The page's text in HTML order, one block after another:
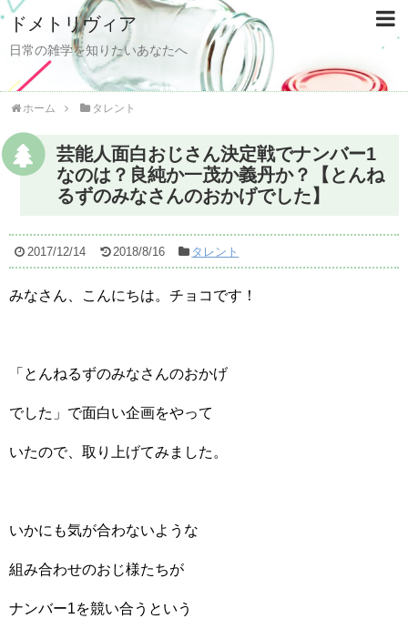
ドメトリヴィア
日常の雑学を知りたいあなたへ
ホーム タレント
芸能人面白おじさん決定戦でナンバー1
なのは？良純か一茂か義丹か？【とんね
るずのみなさんのおかげでした】
2017/12/14 2018/8/16 タレント
みなさん、こんにちは。チョコです！
「とんねるずのみなさんのおかげ
でした」で面白い企画をやって
いたので、取り上げてみました。
いかにも気が合わないような
組み合わせのおじ様たちが
ナンバー1を競い合うという